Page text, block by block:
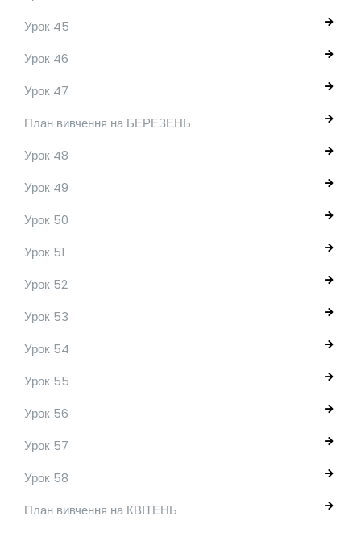
Урок 45
Урок 46
Урок 47
План вивчення на БЕРЕЗЕНЬ
Урок 48
Урок 49
Урок 50
Урок 51
Урок 52
Урок 53
Урок 54
Урок 55
Урок 56
Урок 57
Урок 58
План вивчення на КВІТЕНЬ